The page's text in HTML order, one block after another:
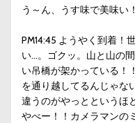
う～ん、うす味で美味い！
PM14:45 ようやく到着！
い…。ゴクッ。山と山の
い吊橋が架かっている！
を通り越してるんじゃな
違うのがやっとというほ
やべー！！カメラマンの